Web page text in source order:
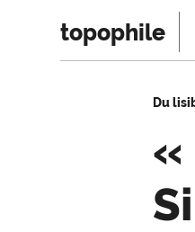
topophile
Du
«